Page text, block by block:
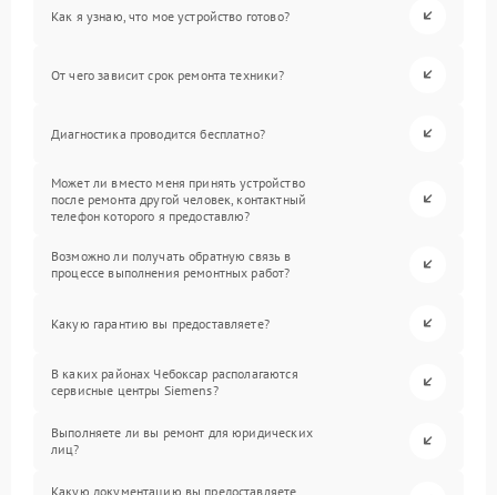
Как я узнаю, что мое устройство готово?
От чего зависит срок ремонта техники?
Диагностика проводится бесплатно?
Может ли вместо меня принять устройство
после ремонта другой человек, контактный
телефон которого я предоставлю?
Возможно ли получать обратную связь в
процессе выполнения ремонтных работ?
Какую гарантию вы предоставляете?
В каких районах Чебоксар располагаются
сервисные центры Siemens?
Выполняете ли вы ремонт для юридических
лиц?
Какую документацию вы предоставляете